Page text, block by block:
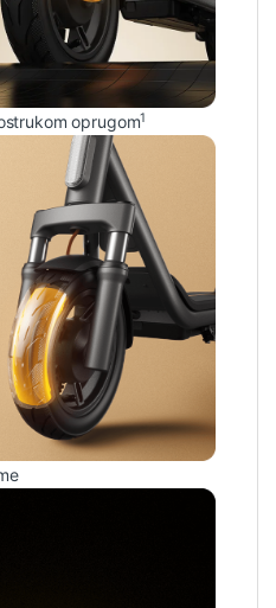
oprugom1